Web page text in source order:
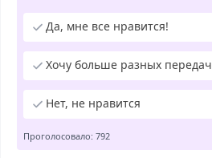
Да, мне все нравится!
Хочу больше разных передач
Нет, не нравится
Проголосовало: 792